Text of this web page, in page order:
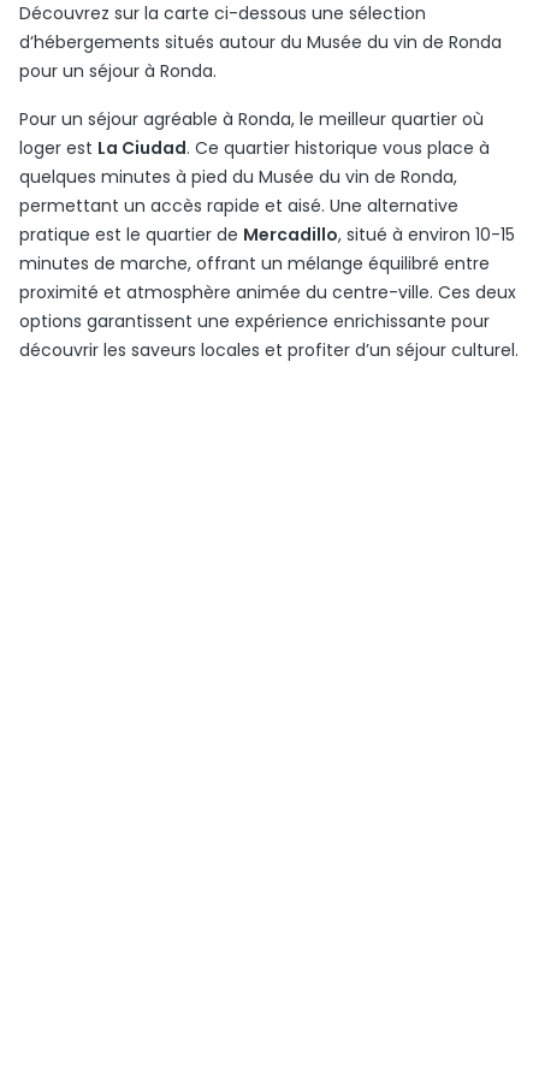
Découvrez sur la carte ci-dessous une sélection
d’hébergements situés autour du Musée du vin de Ronda
pour un séjour à Ronda.
Pour un séjour agréable à Ronda, le meilleur quartier où
loger est La Ciudad. Ce quartier historique vous place à
quelques minutes à pied du Musée du vin de Ronda,
permettant un accès rapide et aisé. Une alternative
pratique est le quartier de Mercadillo, situé à environ 10-15
minutes de marche, offrant un mélange équilibré entre
proximité et atmosphère animée du centre-ville. Ces deux
options garantissent une expérience enrichissante pour
découvrir les saveurs locales et profiter d’un séjour culturel.